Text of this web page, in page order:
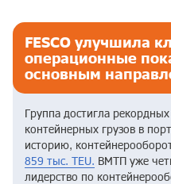
FESCO улучшила
операционные
основным
Группа достигла
контейнерных грузов в
историю,
859 тыс. TEU. ВМТП уже
лидерство по